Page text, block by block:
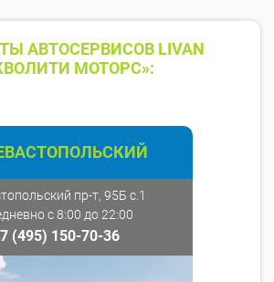
АВТОСЕРВИСОВ LIVAN
МОТОРС»:
пр-т, 95Б с.1
с 8:00 до 22:00
(495) 150-70-36